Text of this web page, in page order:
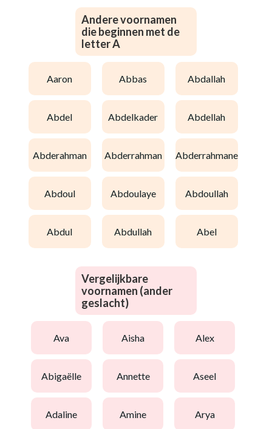
Andere voornamen
die beginnen met de
letter A
aaron abbas abdallah
abdel abdelkader abdellah
abderahman abderrahman abderrahmane
abdoul abdoulaye abdoullah
abdul abdullah abel
Vergelijkbare
voornamen (ander
geslacht)
ava aisha alex
abigaëlle annette aseel
adaline amine arya